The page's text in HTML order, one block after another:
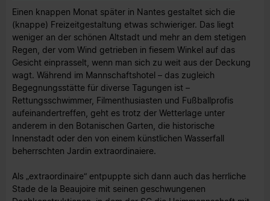
Einen knappen Monat später in Nantes gestaltet sich die
(knappe) Freizeitgestaltung etwas schwieriger. Das liegt
weniger an der schönen Altstadt und mehr an dem stetigen
Regen, der vom Wind getrieben in fiesem Winkel auf das
Gesicht einprasselt, wenn man sich zu weit aus der Deckung
wagt. Während im Mannschaftshotel – das zugleich
Begegnungsstätte für diverse Tagungen ist –
Rettungsschwimmer, Filmenthusiasten und Fußballprofis
aufeinandertreffen, geht es trotz der Wetterlage unter
anderem in den Botanischen Garten, die historische
Innenstadt oder den von einem künstlichen Wasserfall
beherrschten Jardin extraordinaiere.
Als „extraordinaire“ entpuppte sich dann auch das herrliche
Stade de la Beaujoire mit seinen geschwungenen